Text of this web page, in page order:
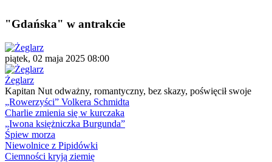
"Gdańska" w antrakcie
piątek, 02 maja 2025 08:00
Żeglarz
Kapitan Nut odważny, romantyczny, bez skazy, poświęcił swoje
„Rowerzyści” Volkera Schmidta
Charlie zmienia się w kurczaka
„Iwona księżniczka Burgunda”
Śpiew morza
Niewolnice z Pipidówki
Ciemności kryją ziemię